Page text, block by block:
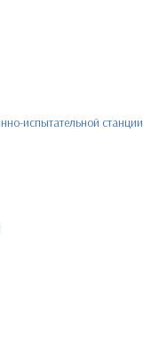
испытательной станции